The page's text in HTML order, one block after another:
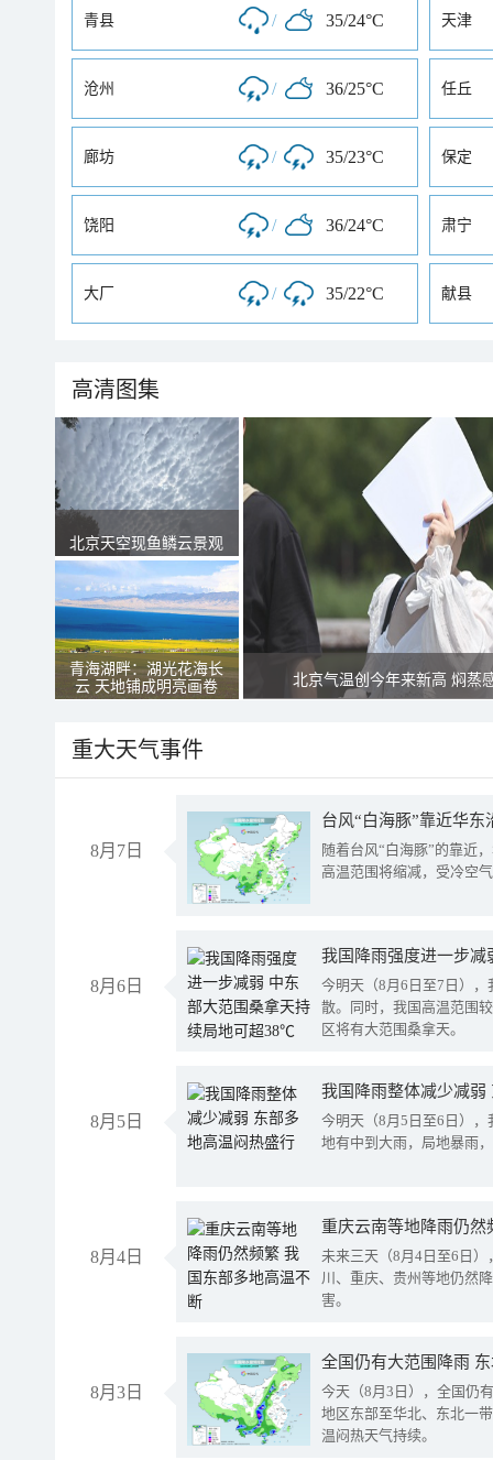
青县 / 35/24°C 天津
沧州 / 36/25°C 任丘
廊坊 / 35/23°C 保定
饶阳 / 36/24°C 肃宁
大厂 / 35/22°C 献县
高清图集
北京天空现鱼鳞云景观
青海湖畔：湖光花海长
云 天地铺成明亮画卷
北京气温创今年来新高 焖蒸
重大天气事件
8月7日
台风“白海豚”靠近华
随着台风“白海豚”的靠近
高温范围将缩减，受冷空
8月6日
今明天（8月6日至7日）
散。同时，我国高温范围
区将有大范围桑拿天。
8月5日
我国降雨整体减少减弱
今明天（8月5日至6日）
地有中到大雨，局地暴雨
8月4日
重庆云南等地降雨仍然
未来三天（8月4日至6日
川、重庆、贵州等地仍然
害。
8月3日
全国仍有大范围降雨
今天（8月3日），全国仍
地区东部至华北、东北一
温闷热天气持续。